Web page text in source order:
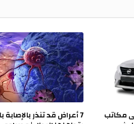
مكاتب 7 أعراض قد تنذر